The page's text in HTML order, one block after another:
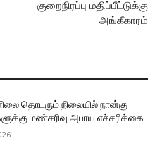
குறைநிரப்பு மதிப்பீட்டுக்கு
அங்கீகாரம்
தொடரும் நிலையில் நான்கு
மண்சரிவு அபாய எச்சரிக்கை